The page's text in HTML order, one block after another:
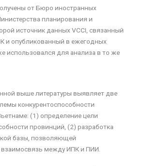
от Бюро иностранных
планирования и
источник данных VCCI, связанный
и опубликованный в ежегодных
использовался для анализа в то же
выше литературы выявляет две
конкурентоспособности
(1) определение цели
провинций, (2) разработка
базы, позволяющей
взаимосвязь между ИПК и ПИИ.